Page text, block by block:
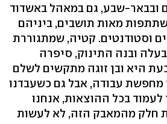
ובבאר-שבע, גם במאהל באשדוד
מאות תושבים, ביניהם
וסטודנטים. קטיה, שמתגוררת
ובנה התינוק, סיפרה
היא ובן זוגה מתקשים לשלם
עבודה, אבל גם כשעבדנו
לעמוד בכל ההוצאות, אנחנו
חלק מהמאבק הזה, לא לעשות